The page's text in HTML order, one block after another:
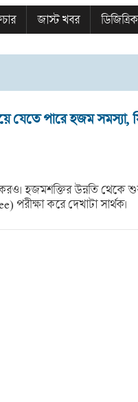
জাস্ট খবর
যেতে পারে হজম সমস্যা,
হজমশক্তির উন্নতি থেকে
পরীক্ষা করে দেখাটা সার্থক।